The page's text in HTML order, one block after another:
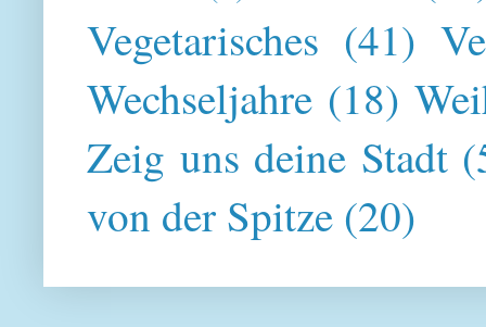
Vegetarisches (41)
Wechseljahre (18)
Zeig uns deine Stadt
von der Spitze (20)